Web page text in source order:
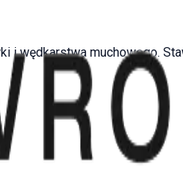
wędkarstwa muchowego.